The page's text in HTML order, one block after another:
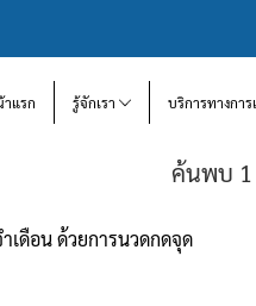
แรก รู้จักเรา บริการทางก
ค้นพบ 1
เดือน ด้วยการนวดกดจุด